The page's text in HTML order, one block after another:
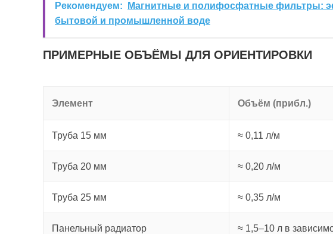
Рекомендуем:
Магнитные и полифосфатные фильтры:
бытовой и промышленной воде
ПРИМЕРНЫЕ ОБЪЁМЫ ДЛЯ ОРИЕНТИРОВКИ
Элемент Объём (прибл.)
Труба 15 мм ≈ 0,11 л/м
Труба 20 мм ≈ 0,20 л/м
Труба 25 мм ≈ 0,35 л/м
Панельный радиатор ≈ 1,5–10 л в